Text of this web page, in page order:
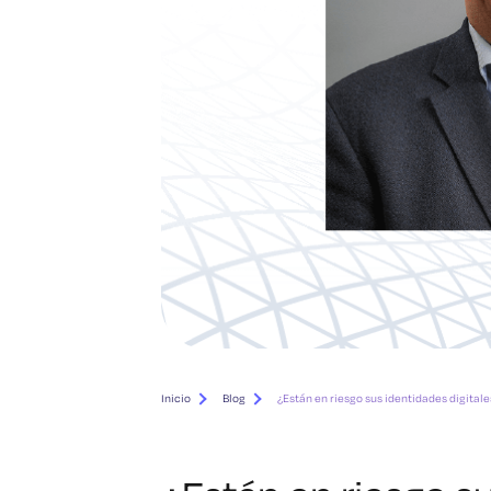
Inicio Blog ¿Están en riesgo sus identidades